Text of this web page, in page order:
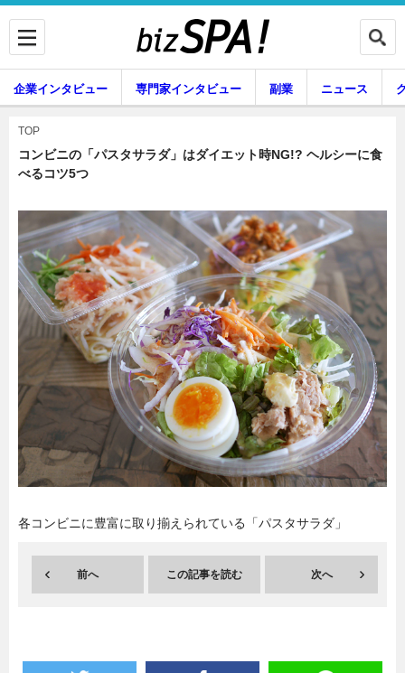
企業インタビュー 専門家インタビュー
副業 ニュース
グルメ スキル
暮らし エンタメ
企業インタビュー 専門家インタビュー 副業 ニュース
暮らし
TOP
コンビニの「パスタサラダ」はダイエット時NG!? ヘルシーに食
べるコツ5つ
各コンビニに豊富に取り揃えられている「パスタサラダ」
前へ この記事を読む 次へ